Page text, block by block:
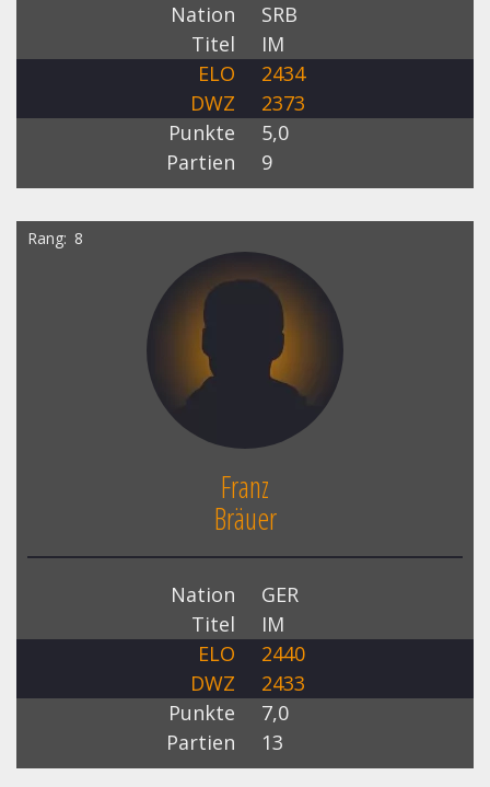
Nation
SRB
Titel
IM
ELO
2434
DWZ
2373
Punkte
5,0
Partien
9
Rang 8
Franz
Bräuer
Nation
GER
Titel
IM
ELO
2440
DWZ
2433
Punkte
7,0
Partien
13